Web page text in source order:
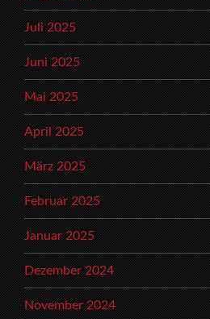
Juli 2025
Juni 2025
Mai 2025
April 2025
März 2025
Februar 2025
Januar 2025
Dezember 2024
November 2024